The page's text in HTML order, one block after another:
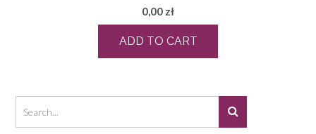
0,00 zł
ADD TO CART